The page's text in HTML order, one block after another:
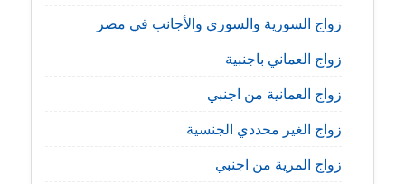
زواج السورية والسوري والأجانب في مصر
زواج العماني باجنبية
زواج العمانية من اجنبي
زواج الغير محددي الجنسية
زواج المرية من اجنبي